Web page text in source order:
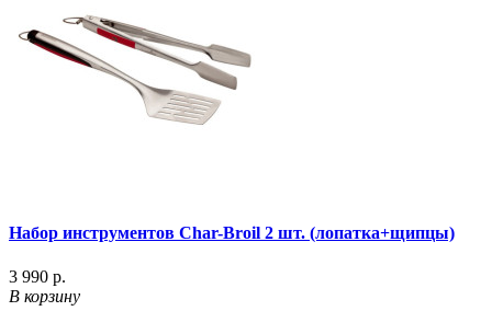
Набор инструментов Char-Broil 2 шт. (лопатка+щипцы)
3 990 р.
В корзину